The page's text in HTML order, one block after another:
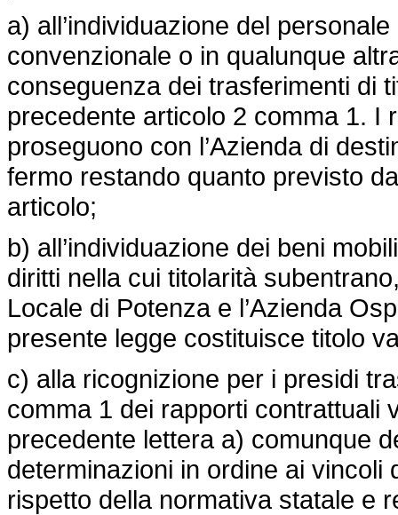
a) all’individuazione del
convenzionale o in qualunque
conseguenza dei trasferimenti di
precedente articolo 2 comma 1. I
proseguono con l’Azienda di
fermo restando quanto previsto
articolo;
b) all’individuazione dei beni
diritti nella cui titolarità
Locale di Potenza e l’Azienda
presente legge costituisce titolo
c) alla ricognizione per i presidi
comma 1 dei rapporti contrattuali
precedente lettera a) comunque
determinazioni in ordine ai
rispetto della normativa statale e